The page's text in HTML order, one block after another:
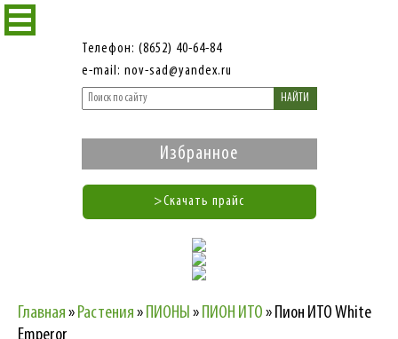
Телефон: (8652) 40-64-84
e-mail: nov-sad@yandex.ru
НАЙТИ
Избранное
>Скачать прайс
Главная» Растения» ПИОНЫ » ПИОН ИТО» Пион ИТО White
Emperor